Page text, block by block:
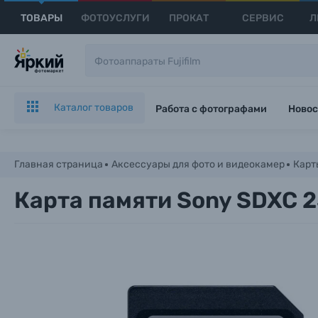
ТОВАРЫ ФОТОУСЛУГИ ПРОКАТ СЕРВИС
Каталог товаров Работа с фотографами
Главная страница Аксессуары для фото и видеокамер
Карта памяти Sony SDXC